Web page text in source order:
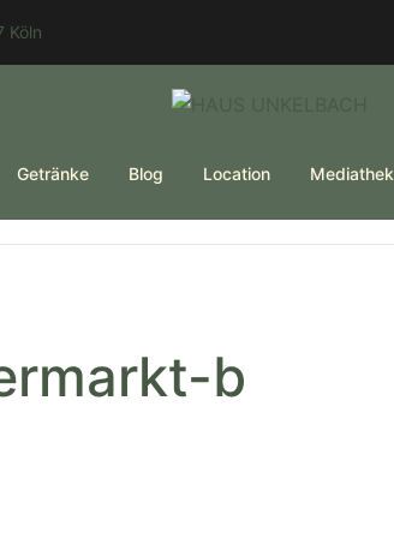
Köln
Getränke Blog Location Mediathek
b